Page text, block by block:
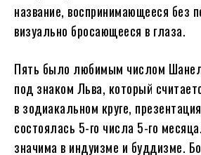
название, воспринимающееся без
визуально бросающееся в глаза.
Пять было любимым числом
под знаком Льва, который
в зодиакальном круге,
состоялась 5-го числа 5-го
значима в индуизме и буддизме.